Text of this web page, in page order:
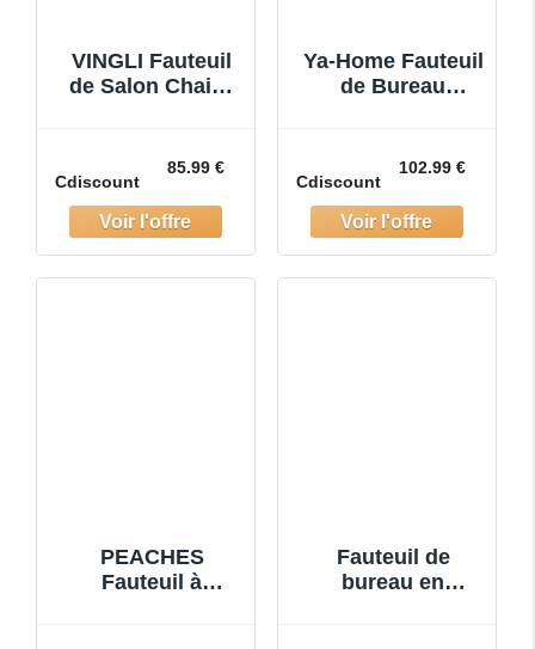
VINGLI Fauteuil
de Salon Chaise
Fauteuil dAttente
Chaise de Bureau
en Ve
Cdiscount
85.99 €
Ya-Home Fauteuil
de Bureau
Pivotante à 360°
Siège Bureau
Hauteur Régl
Cdiscount
102.99 €
PEACHES
Fauteuil à
Fauteuil de
bureau en